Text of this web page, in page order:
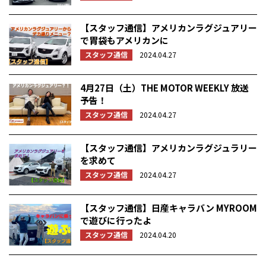
【スタッフ通信】アメリカンラグジュアリー
で胃袋もアメリカンに
スタッフ通信 2024.04.27
4月27日（土）THE MOTOR WEEKLY 放送
予告！
スタッフ通信 2024.04.27
【スタッフ通信】アメリカンラグジュラリー
を求めて
スタッフ通信 2024.04.27
【スタッフ通信】日産キャラバン MYROOM
で遊びに行ったよ
スタッフ通信 2024.04.20